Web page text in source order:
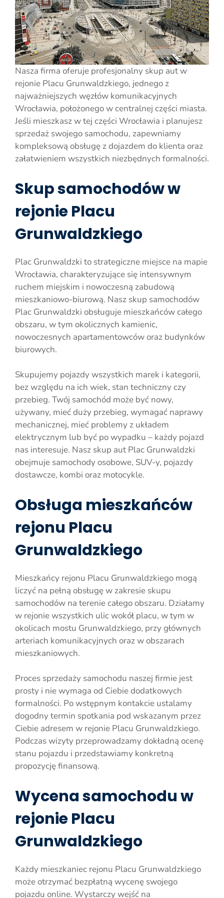
Nasza firma oferuje profesjonalny skup aut w
rejonie Placu Grunwaldzkiego, jednego z
najważniejszych węzłów komunikacyjnych
Wrocławia, położonego w centralnej części miasta.
Jeśli mieszkasz w tej części Wrocławia i planujesz
sprzedaż swojego samochodu, zapewniamy
kompleksową obsługę z dojazdem do klienta oraz
załatwieniem wszystkich niezbędnych formalności.
Skup samochodów w
rejonie Placu
Grunwaldzkiego
Plac Grunwaldzki to strategiczne miejsce na mapie
Wrocławia, charakteryzujące się intensywnym
ruchem miejskim i nowoczesną zabudową
mieszkaniowo-biurową. Nasz skup samochodów
Plac Grunwaldzki obsługuje mieszkańców całego
obszaru, w tym okolicznych kamienic,
nowoczesnych apartamentowców oraz budynków
biurowych.
Skupujemy pojazdy wszystkich marek i kategorii,
bez względu na ich wiek, stan techniczny czy
przebieg. Twój samochód może być nowy,
używany, mieć duży przebieg, wymagać naprawy
mechanicznej, mieć problemy z układem
elektrycznym lub być po wypadku – każdy pojazd
nas interesuje. Nasz skup aut Plac Grunwaldzki
obejmuje samochody osobowe, SUV-y, pojazdy
dostawcze, kombi oraz motocykle.
Obsługa mieszkańców
rejonu Placu
Grunwaldzkiego
Mieszkańcy rejonu Placu Grunwaldzkiego mogą
liczyć na pełną obsługę w zakresie skupu
samochodów na terenie całego obszaru. Działamy
w rejonie wszystkich ulic wokół placu, w tym w
okolicach mostu Grunwaldzkiego, przy głównych
arteriach komunikacyjnych oraz w obszarach
mieszkaniowych.
Proces sprzedaży samochodu naszej firmie jest
prosty i nie wymaga od Ciebie dodatkowych
formalności. Po wstępnym kontakcie ustalamy
dogodny termin spotkania pod wskazanym przez
Ciebie adresem w rejonie Placu Grunwaldzkiego.
Podczas wizyty przeprowadzamy dokładną ocenę
stanu pojazdu i przedstawiamy konkretną
propozycję finansową.
Wycena samochodu w
rejonie Placu
Grunwaldzkiego
Każdy mieszkaniec rejonu Placu Grunwaldzkiego
może otrzymać bezpłatną wycenę swojego
pojazdu online. Wystarczy wejść na